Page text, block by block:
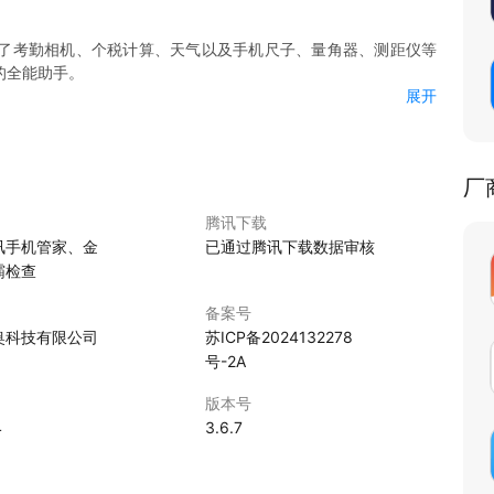
考勤相机、个税计算、天气以及手机尺子、量角器、测距仪等
能助手。
班时间，并自动生成考勤记录。支持地理位置标记，有效防止
步，方便管理层随时查看员工考勤情况。
的个税计算器，只需输入收入、扣除项目等基本信息，即可快
理安排财务。
把精准的电子尺，无论是测量小物件尺寸还是快速估算距离，
，无论是建筑设计、家具摆放还是DIY手工艺品，都能确保角
展开
手机管家、金
检查
腾讯下载
已通过腾讯下载数据审核
技有限公司
备案号
苏ICP备2024132278
号-2A
版本号
3.6.7
厂